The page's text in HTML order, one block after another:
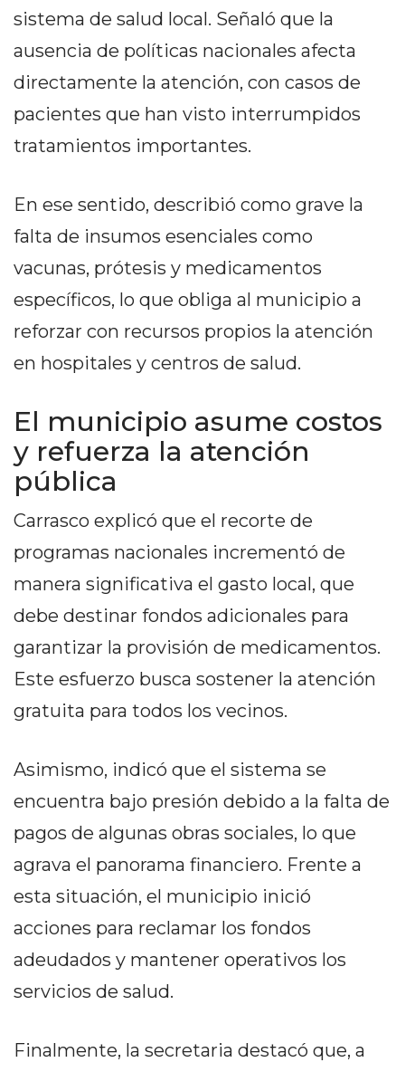
DIARIO
REPORTERO
DIARIO
GRUPO
MEDIOS
INFOPBA
EN
NORTE
HOY
CLAVE
NOTICIAS
ROJAS
VIRTUAL
DE
ARRECIFES
SALTO
ZÁRATE
NOTICIAS
ZÁRATE
NOTICIAS
CAMPANA
EXALTACIÓN
DE
CRUZ
COLÓN
(BUENOS
MEJOR
sistema de salud local. Señaló que la
ausencia de políticas nacionales afecta
directamente la atención, con casos de
pacientes que han visto interrumpidos
tratamientos importantes.
En ese sentido, describió como grave la
falta de insumos esenciales como
vacunas, prótesis y medicamentos
específicos, lo que obliga al municipio a
reforzar con recursos propios la atención
en hospitales y centros de salud.
El municipio asume costos
y refuerza la atención
pública
Carrasco explicó que el recorte de
programas nacionales incrementó de
manera significativa el gasto local, que
debe destinar fondos adicionales para
garantizar la provisión de medicamentos.
Este esfuerzo busca sostener la atención
gratuita para todos los vecinos.
Asimismo, indicó que el sistema se
encuentra bajo presión debido a la falta de
pagos de algunas obras sociales, lo que
agrava el panorama financiero. Frente a
esta situación, el municipio inició
acciones para reclamar los fondos
adeudados y mantener operativos los
servicios de salud.
Finalmente, la secretaria destacó que, a